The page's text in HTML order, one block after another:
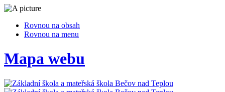
Rovnou na obsah
Rovnou na menu
Mapa webu